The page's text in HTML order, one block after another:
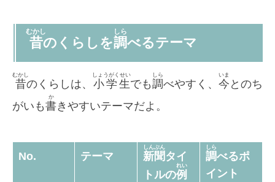
昔
むかし
のくらしを調
しら
べるテーマ
昔
むかし
のくらしは、 小学生
しょうがくせい
でも調
しら
べやすく、 今
いま
とのち
がいも書
か
きやすいテーマだよ。
No. テーマ 新聞
しんぶん
タイ
トルの例
れい
調
しら
べるポ
イント